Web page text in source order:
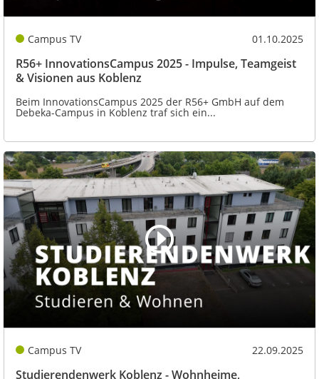
Campus TV 01.10.2025
R56+ InnovationsCampus 2025 - Impulse, Teamgeist
& Visionen aus Koblenz
Beim InnovationsCampus 2025 der R56+ GmbH auf dem
Debeka-Campus in Koblenz traf sich ein...
Campus TV 22.09.2025
Studierendenwerk Koblenz - Wohnheime,